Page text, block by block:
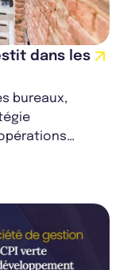
dans les
bureaux,
Retrouvez